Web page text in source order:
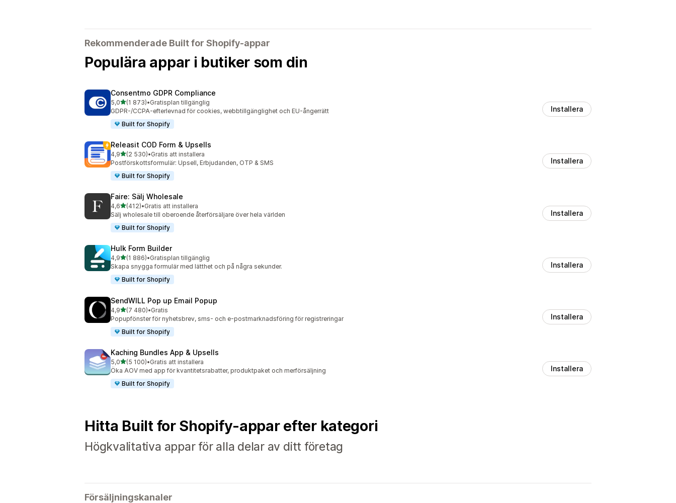
Rekommenderade Built for Shopify-appar
Populära appar i butiker som din
Consentmo GDPR Compliance
5,0av 5 stjärnor
(1 873)
1873 recensioner totalt
•Gratisplan tillgänglig
GDPR-/CCPA-efterlevnad för cookies, webbtillgänglighet och EU-ångerrätt
Built for Shopify
Installera
Releasit COD Form & Upsells
4,9av 5 stjärnor
(2 530)
2530 recensioner totalt
•Gratis att installera
Postförskottsformulär: Upsell, Erbjudanden, OTP & SMS
Built for Shopify
Installera
Faire: Sälj Wholesale
4,6av 5 stjärnor
(412)
412 recensioner totalt
•Gratis att installera
Sälj wholesale till oberoende återförsäljare över hela världen
Built for Shopify
Installera
Hulk Form Builder
4,9av 5 stjärnor
(1 886)
1886 recensioner totalt
•Gratisplan tillgänglig
Skapa snygga formulär med lätthet och på några sekunder.
Built for Shopify
Installera
SendWILL Pop up Email Popup
4,9av 5 stjärnor
(7 480)
7480 recensioner totalt
•Gratis
Popupfönster för nyhetsbrev, sms- och e-postmarknadsföring för registreringar
Built for Shopify
Installera
Kaching Bundles App & Upsells
5,0av 5 stjärnor
(5 100)
5100 recensioner totalt
•Gratis att installera
Öka AOV med app för kvantitetsrabatter, produktpaket och merförsäljning
Built for Shopify
Installera
Hitta Built for Shopify-appar efter kategori
Högkvalitativa appar för alla delar av ditt företag
Försäljningskanaler